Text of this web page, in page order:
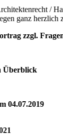
ganz herzlich
zzgl.
Überblick
04.07.2019